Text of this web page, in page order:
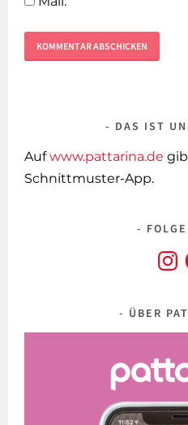
DAS IST
Aufwww.pattarina.de
Schnittmuster-App.
ÜBER